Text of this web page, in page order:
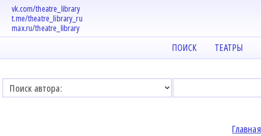
vk.com/theatre_library
t.me/theatre_library_ru
max.ru/theatre_library
ПОИСК ТЕАТРЫ
Главная